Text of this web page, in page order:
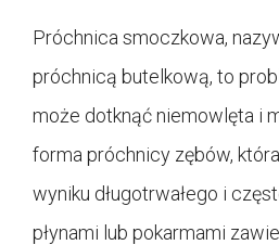
Próchnica smoczkowa,
próchnicą butelkową, to
może dotknąć niemowlęta i
forma próchnicy zębów,
wyniku długotrwałego i
płynami lub pokarmami